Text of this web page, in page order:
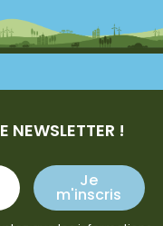
NEWSLETTER !
Je
m'inscris